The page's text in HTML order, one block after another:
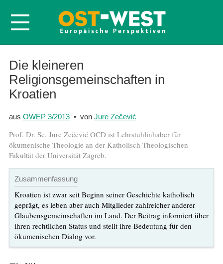
Startseite
Über OWEP
Volltexte
Probeheft
Abonnieren
Die kleineren
Religionsgemeinschaften in
Kroatien
aus OWEP 3/2013• von Jure Zečević
Prof. Dr. Sc. Jure Zečević OCD ist Lehrstuhlinhaber für
ökumenische Theologie an der Katholisch-Theologischen
Fakultät der Universität Zagreb.
Zusammenfassung
Kroatien ist zwar seit Beginn seiner Geschichte katholisch
geprägt, es leben aber auch Mitglieder zahlreicher anderer
Glaubensgemeinschaften im Land. Der Beitrag informiert über
ihren rechtlichen Status und stellt ihre Bedeutung für den
ökumenischen Dialog vor.